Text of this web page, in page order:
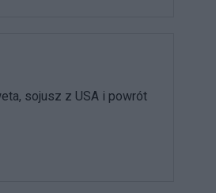
sojusz z USA i powrót